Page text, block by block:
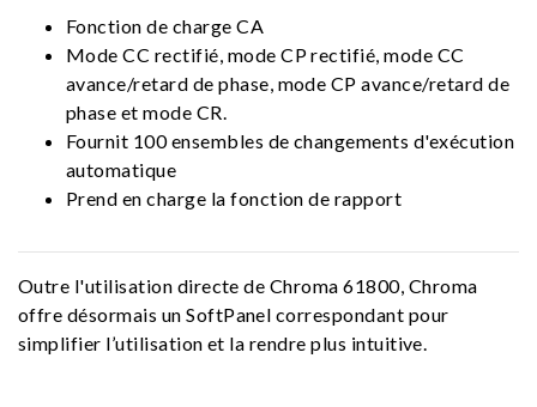
Fonction de charge CA
Mode CC rectifié, mode CP rectifié, mode CC
avance/retard de phase, mode CP avance/retard de
phase et mode CR.
Fournit 100 ensembles de changements d'exécution
automatique
Prend en charge la fonction de rapport
Outre l'utilisation directe de Chroma 61800, Chroma
offre désormais un SoftPanel correspondant pour
simplifier l’utilisation et la rendre plus intuitive.